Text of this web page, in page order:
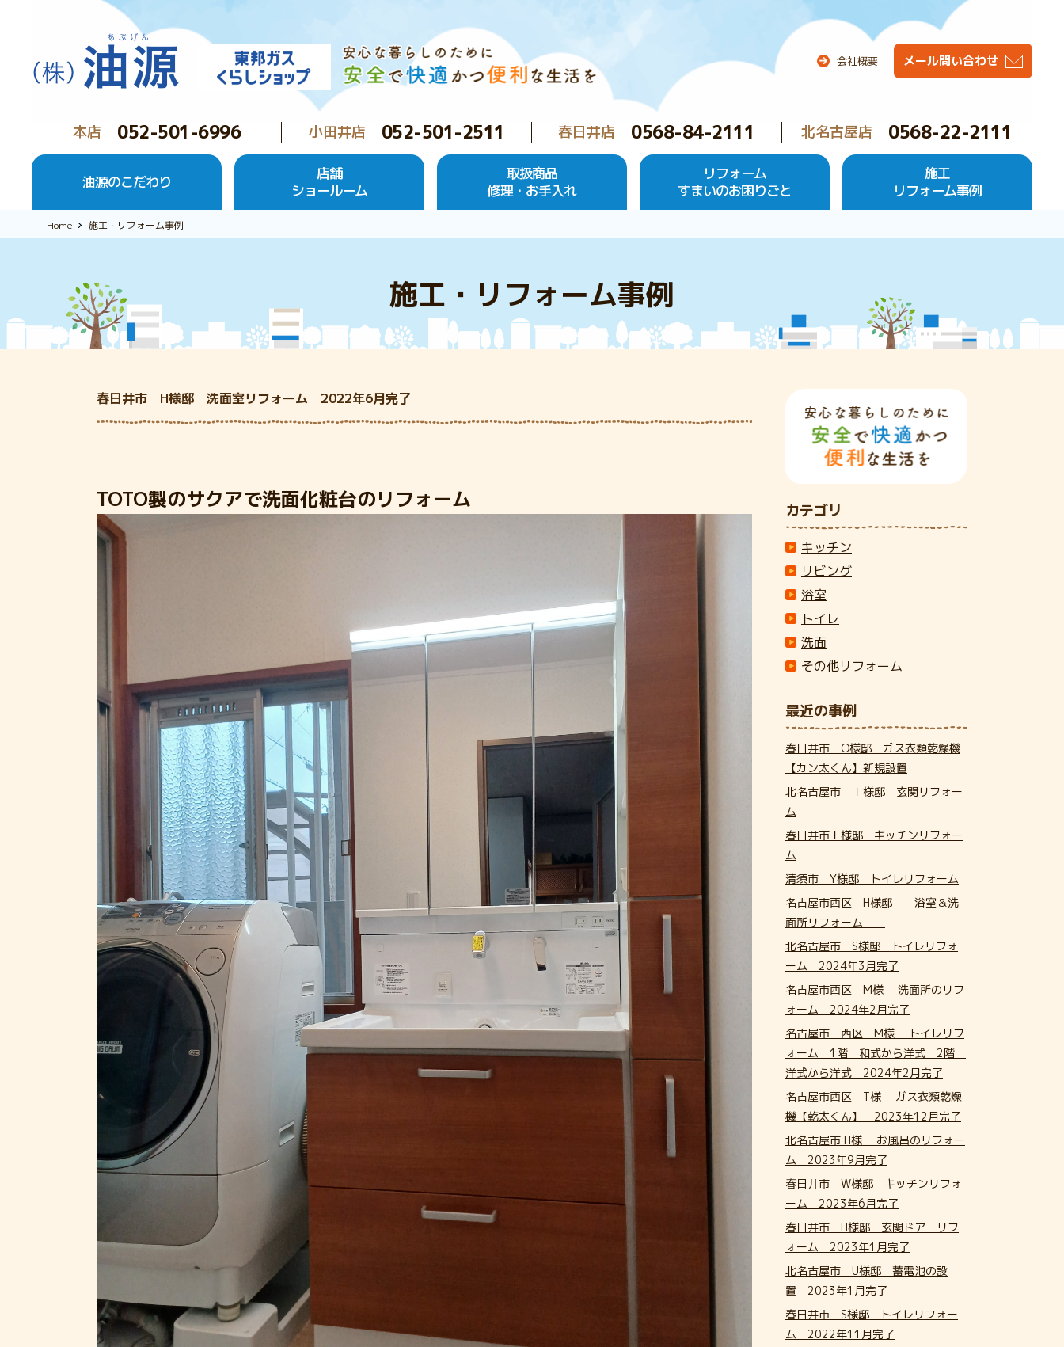
会社概要 メール問い合わせ
本店 052-501-6996 小田井店 052-501-2511 春日井店 0568-84-2111 北名古屋店 0568-22-2111
油源のこだわり
店舗
ショールーム
取扱商品
修理・お手入れ
リフォーム
すまいのお困りごと
施工
リフォーム事例
Home 施工・リフォーム事例
施工・リフォーム事例
春日井市 H様邸 洗面室リフォーム 2022年6月完了
TOTO製のサクアで洗面化粧台のリフォーム カテゴリ
キッチン
リビング
浴室
トイレ
洗面
その他リフォーム
最近の事例
春日井市 O様邸 ガス衣類乾燥機
【カン太くん】新規設置
北名古屋市 Ｉ様邸 玄関リフォー
ム
春日井市Ｉ様邸 キッチンリフォー
ム
清須市 Y様邸 トイレリフォーム
名古屋市西区 H様邸 浴室＆洗
面所リフォーム
北名古屋市 S様邸 トイレリフォ
ーム 2024年3月完了
名古屋市西区 M様 洗面所のリフ
ォーム 2024年2月完了
名古屋市 西区 M様 トイレリフ
ォーム 1階 和式から洋式 2階
洋式から洋式 2024年2月完了
名古屋市西区 T様 ガス衣類乾燥
機【乾太くん】 2023年12月完了
北名古屋市 H様 お風呂のリフォー
ム 2023年9月完了
春日井市 W様邸 キッチンリフォ
ーム 2023年6月完了
春日井市 H様邸 玄関ドア リフ
ォーム 2023年1月完了
北名古屋市 U様邸 蓄電池の設
置 2023年1月完了
春日井市 S様邸 トイレリフォー
ム 2022年11月完了